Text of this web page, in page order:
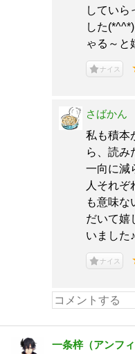
していら
した
ゃる～と
ナイス
さばかん
私も積本
ら、読み
一向に減
人それぞ
も意味な
だいて嬉
いました♪
ナイス
一条梓（アンフィ